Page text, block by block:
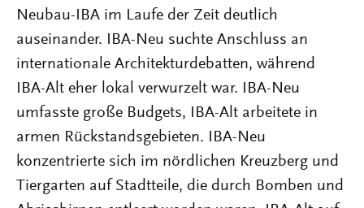
Neubau-IBA im Laufe der Zeit deutlich
auseinander. IBA-Neu suchte Anschluss an
internationale Architekturdebatten, während
IBA-Alt eher lokal verwurzelt war. IBA-Neu
umfasste große Budgets, IBA-Alt arbeitete in
armen Rückstandsgebieten. IBA-Neu
konzentrierte sich im nördlichen Kreuzberg und
Tiergarten auf Stadtteile, die durch Bomben und